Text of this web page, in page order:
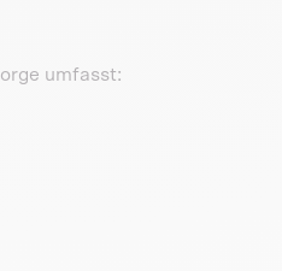
umfasst: